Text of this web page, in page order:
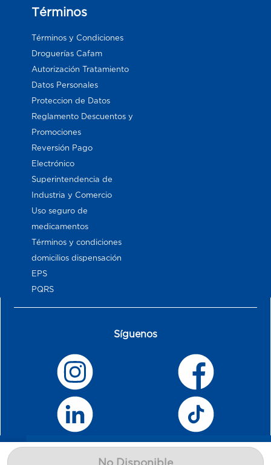
No Disponible
Términos
Términos y Condiciones
Droguerías Cafam
Autorización Tratamiento
Datos Personales
Proteccion de Datos
Reglamento Descuentos y
Promociones
Reversión Pago
Electrónico
Superintendencia de
Industria y Comercio
Uso seguro de
medicamentos
Términos y condiciones
domicilios dispensación
EPS
PQRS
Síguenos